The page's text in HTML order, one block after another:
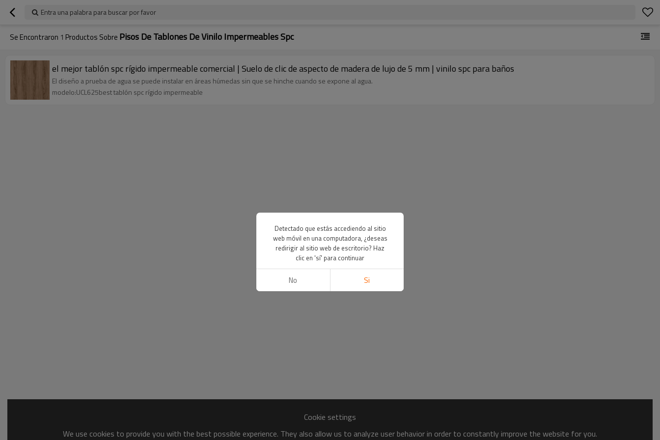
Entra una palabra para buscar por favor
Se Encontraron 1 Productos Sobre Pisos De Tablones De Vinilo Impermeables Spc
el mejor tablón spc rígido impermeable comercial | Suelo de clic de aspecto de madera de lujo de 5 mm | vinilo spc para baños
El diseño a prueba de agua se puede instalar en áreas húmedas sin que se hinche cuando se expone al agua.
modelo:UCL625best tablón spc rígido impermeable
Cookie settings
We use cookies to provide you with the best possible experience. They also allow us to analyze user behavior in order to constantly improve the website for you.
Detectado que estás accediendo al sitio
web móvil en una computadora, ¿deseas
redirigir al sitio web de escritorio? Haz
clic en 'sí' para continuar
No Si